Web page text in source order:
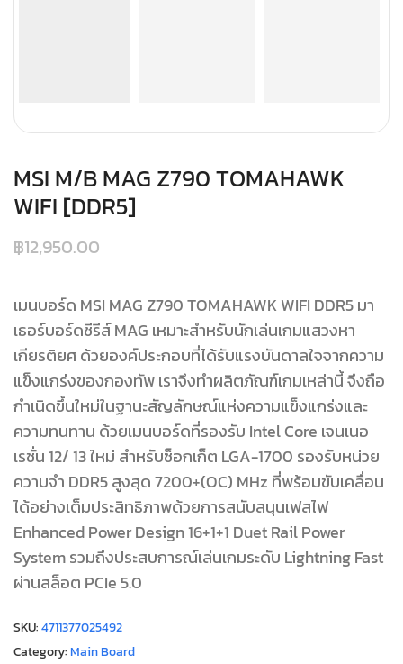
MSI M/B MAG Z790 TOMAHAWK
WIFI [DDR5]
฿12,950.00
เมนบอร์ด MSI MAG Z790 TOMAHAWK WIFI DDR5 มา
เธอร์บอร์ดซีรีส์ MAG เหมาะสำหรับนักเล่นเกมแสวงหา
เกียรติยศ ด้วยองค์ประกอบที่ได้รับแรงบันดาลใจจากความ
แข็งแกร่งของกองทัพ เราจึงทำผลิตภัณฑ์เกมเหล่านี้ จึงถือ
กำเนิดขึ้นใหม่ในฐานะสัญลักษณ์แห่งความแข็งแกร่งและ
ความทนทาน ด้วยเมนบอร์ดที่รองรับ Intel Core เจนเนอ
เรชั่น 12/ 13 ใหม่ สำหรับซ็อกเก็ต LGA-1700 รองรับหน่วย
ความจำ DDR5 สูงสุด 7200+(OC) MHz ที่พร้อมขับเคลื่อน
ได้อย่างเต็มประสิทธิภาพด้วยการสนับสนุนเฟสไฟ
Enhanced Power Design 16+1+1 Duet Rail Power
System รวมถึงประสบการณ์เล่นเกมระดับ Lightning Fast
ผ่านสล็อต PCIe 5.0
SKU:4711377025492
Category:Main Board